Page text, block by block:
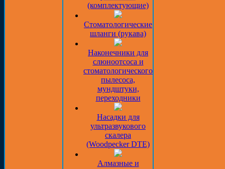
(комплектующие)
Стоматологические
шланги (рукава)
Наконечники для
слюноотсоса и
стоматологического
пылесоса,
мундштуки,
переходники
Насадки для
ультразвукового
скалера
(Woodpecker DTE)
Алмазные и